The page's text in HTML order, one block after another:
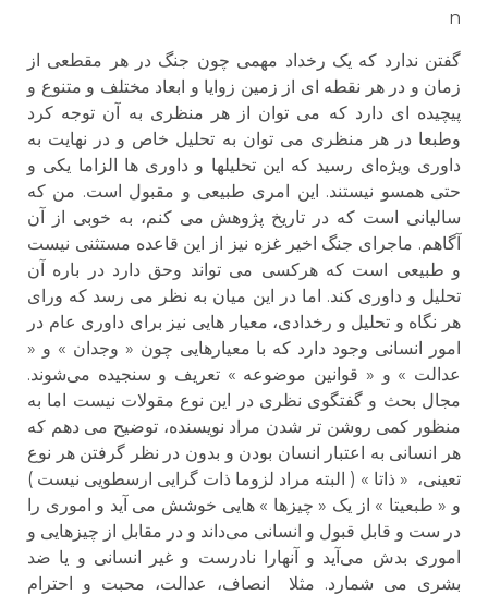
n
گفتن ندارد که یک رخداد مهمی چون جنگ در هر مقطعی از
زمان و در هر نقطه ای از زمین زوایا و ابعاد مختلف و متنوع و
پیچیده ای دارد که می توان از هر منظری به آن توجه کرد
وطبعا در هر منظری می توان به تحلیل خاص و در نهایت به
داوری ویژه‌ای رسید که این تحلیلها و داوری ها الزاما یکی و
حتی همسو نیستند. این امری طبیعی و مقبول است. من که
سالیانی است که در تاریخ پژوهش می کنم، به خوبی از آن
آگاهم. ماجرای جنگ اخیر غزه نیز از این قاعده مستثنی نیست
و طبیعی است که هرکسی می تواند وحق دارد در باره آن
تحلیل و داوری کند. اما در این میان به نظر می رسد که ورای
هر نگاه و تحلیل و رخدادی، معیار هایی نیز برای داوری عام در
امور انسانی وجود دارد که با معیارهایی چون « وجدان » و «
عدالت » و « قوانین موضوعه » تعریف و سنجیده می‌شوند.
مجال بحث و گفتگوی نظری در این نوع مقولات نیست اما به
منظور کمی روشن تر شدن مراد نویسنده، توضیح می دهم که
هر انسانی به اعتبار انسان بودن و بدون در نظر گرفتن هر نوع
تعینی، « ذاتا » ( البته مراد لزوما ذات گرایی ارسطویی نیست )
و « طبعیتا » از یک « چیزها » هایی خوشش می آید و اموری را
در ست و قابل قبول و انسانی می‌داند و در مقابل از چیزهایی و
اموری بدش می‌آید و آنهارا نادرست و غیر انسانی و یا ضد
بشری می‌ شمارد. مثلا انصاف، عدالت، محبت و احترام